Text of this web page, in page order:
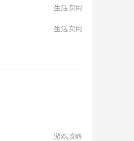
生活实用
生活实用
游戏攻略